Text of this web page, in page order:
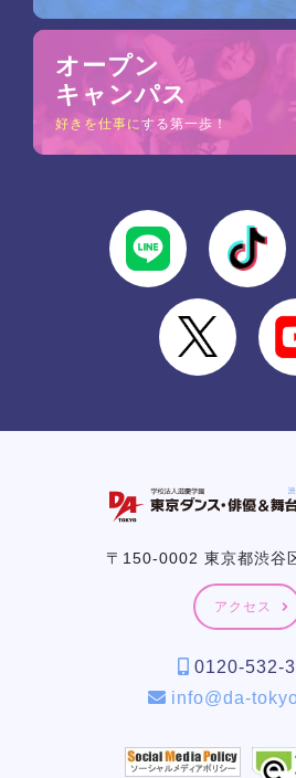
オープン
キャンパス
好きを仕事にする第一歩！
〒150-0002 東京都渋谷
アクセス
0120-532-
info@da-